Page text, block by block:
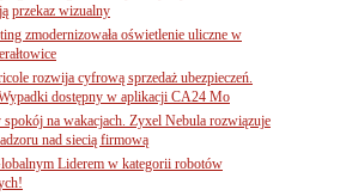
przekaz wizualny
zmodernizowała oświetlenie uliczne w
rozwija cyfrową sprzedaż ubezpieczeń.
dostępny w aplikacji CA24 Mo
spokój na wakacjach. Zyxel Nebula rozwiązuje
nad siecią firmową
Liderem w kategorii robotów